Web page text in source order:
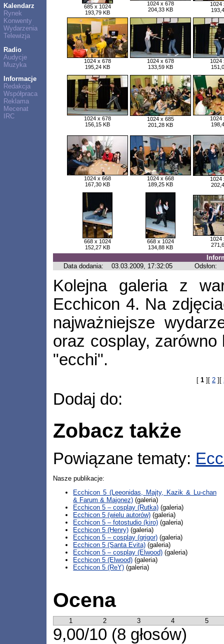
Kalendarz
Rynek
Konwenty
Wydarzenia
Telewizja
Radio
Audycje
Muzyka
Informacje
Redakcja
Współpraca
Reklama
Mecenat
IRC
685 x 1024
193,79 KB
1024 x 678
204,33 KB
1024
1024 x 678
195,24 KB
1024 x 678
133,59 KB
1024
1024 x 678
156,15 KB
1024 x 685
201,28 KB
1024
1024 x 668
167,30 KB
1024 x 668
189,25 KB
1024
668 x 1024
152,27 KB
668 x 1024
134,88 KB
1024
Data dodania:
03.03.2009, 17:32:05 Odsłon:
Kolejna galeria z
Ecchicon 4. Na
najważniejsze
oraz cosplay,
"ecchi".
[ 1 ][ 2 ][
Dodaj do:
Zobacz także
Powiązane tematy:
Nasze publikacje:
Ecchicon 5 (Leeonidas, Majty, Kazik & Lu-chan
& Farum & Majonez) (galeria)
Ecchicon 5 – cosplay (Rutka) (galeria)
Ecchicon 5 (wielu autorów) (galeria)
Ecchicon 5 – fotostudio (kiro) (galeria)
Ecchicon 5 (Henry) (galeria)
Ecchicon 5 – cosplay (grigor) (galeria)
Ecchicon 5 (Santa Evita) (galeria)
Ecchicon 5 – cosplay (Elwood) (galeria)
Ecchicon 5 (Elwood) (galeria)
Ecchicon 5 (ReY) (galeria)
Ocena
1 2 3 4 5
9,00/10 (8 głosów)